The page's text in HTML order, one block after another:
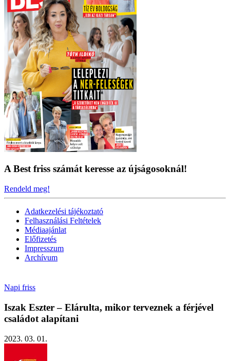
A Best friss számát keresse az újságosoknál!
Rendeld meg!
Adatkezelési tájékoztató
Felhasználási Feltételek
Médiaajánlat
Előfizetés
Impresszum
Archívum
Napi friss
Iszak Eszter – Elárulta, mikor terveznek a férjével
családot alapítani
2023. 03. 01.